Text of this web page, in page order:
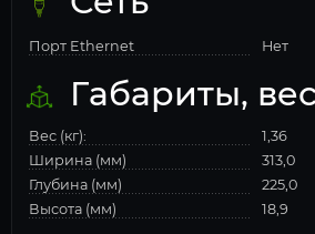
Порт Ethernet Нет
Габариты, вес
Вес (кг):
1,36
Ширина (мм)
313,0
Глубина (мм)
225,0
Высота (мм)
18,9